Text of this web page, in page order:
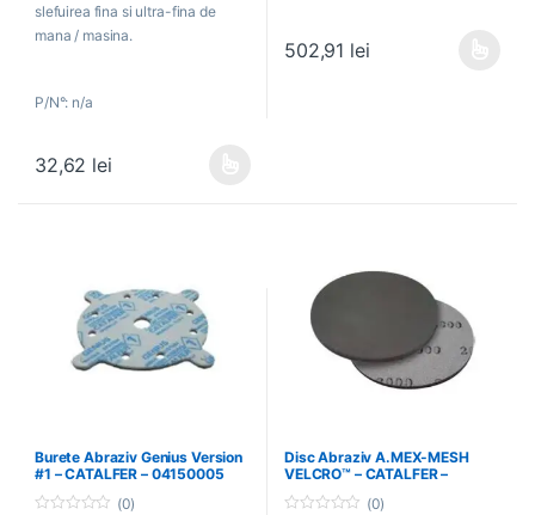
o
f
5
slefuirea fina si ultra-fina de
mana / masina.
P/N°: n/a
32,62 lei
Acest produs are mai multe variații. Opțiunile pot fi alese în
5
502,91 lei
Acest produs are mai multe
Burete Abraziv Genius Version
#1 – CATALFER – 04150005
(0)
Disc Abraziv A.MEX-MESH
VELCRO™ – CATALFER –
(0)